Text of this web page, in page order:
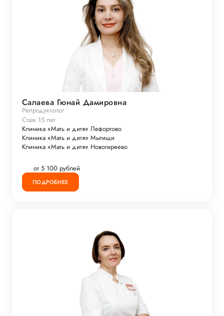
Салаева Гюнай Дамировна
Репродуктолог
Стаж 15 лет
Клиника «Мать и дитя» Лефортово
Клиника «Мать и дитя» Мытищи
Клиника «Мать и дитя» Новогиреево
от 5 100 рублей
ПОДРОБНЕЕ